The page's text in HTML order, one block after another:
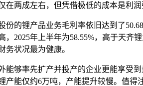
两成左右，但凭借极低的成本是利润
份的锂产品业务毛利率依旧达到了
2025年上半年为58.55%，高于天齐
务状况最为健康。
能够率先扩产并投产的企业更能享受
能仅约6万吨，产能提升较慢。值